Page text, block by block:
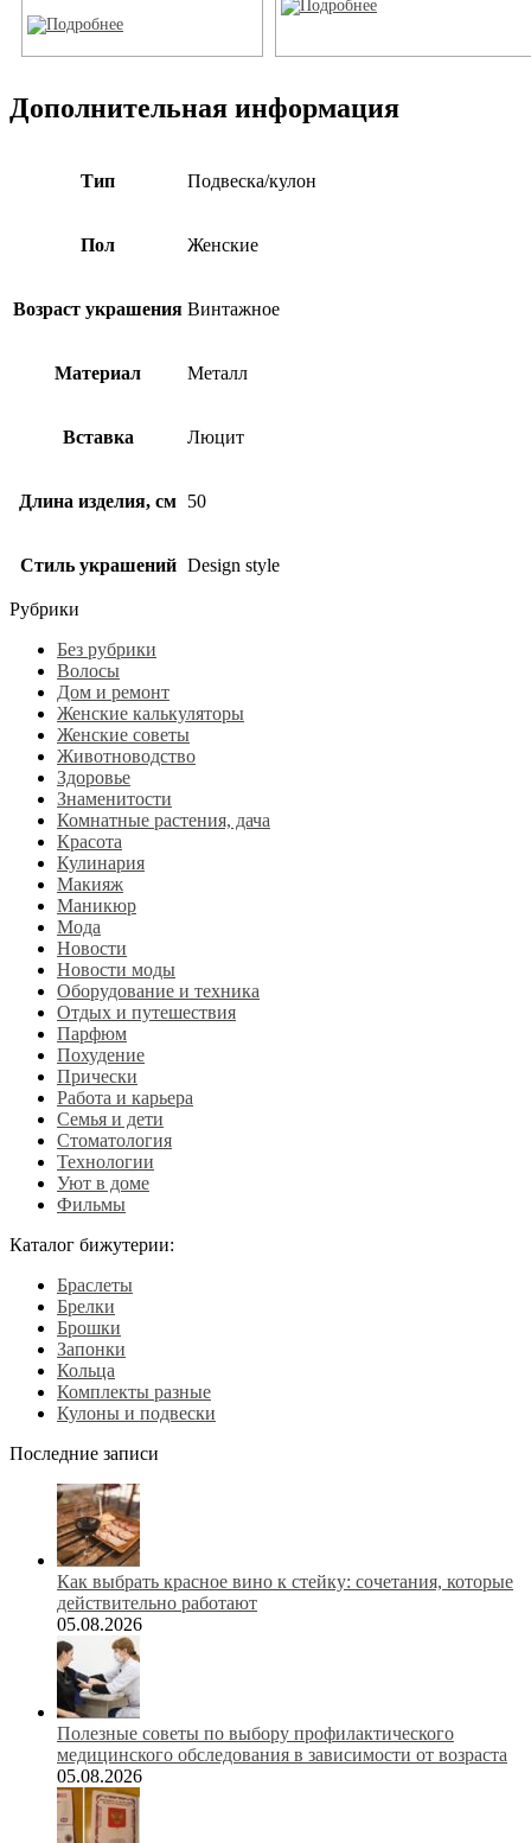
Дополнительная информация
Тип Подвеска/кулон
Пол Женские
Возраст украшения Винтажное
Материал Металл
Вставка Люцит
Длина изделия, см 50
Стиль украшений Design style
Рубрики
Без рубрики
Волосы
Дом и ремонт
Женские калькуляторы
Женские советы
Животноводство
Здоровье
Знаменитости
Комнатные растения, дача
Красота
Кулинария
Макияж
Маникюр
Мода
Новости
Новости моды
Оборудование и техника
Отдых и путешествия
Парфюм
Похудение
Прически
Работа и карьера
Семья и дети
Стоматология
Технологии
Уют в доме
Фильмы
Каталог бижутерии:
Браслеты
Брелки
Брошки
Запонки
Кольца
Комплекты разные
Кулоны и подвески
Последние записи
Как выбрать красное вино к стейку: сочетания, которые
действительно работают
05.08.2026
Полезные советы по выбору профилактического
медицинского обследования в зависимости от возраста
05.08.2026